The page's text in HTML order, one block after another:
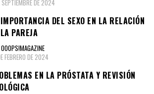
DE 2024
DEL SEXO EN LA RELACIÓN
PAREJA
FEBRERO DE 2024
EN LA PRÓSTATA Y REVISIÓN